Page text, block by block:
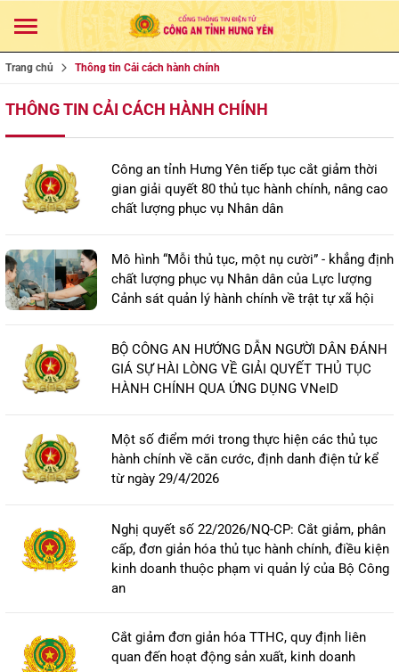
Trang chủ Thông tin Cải cách hành chính
THÔNG TIN CẢI CÁCH HÀNH CHÍNH
Công an tỉnh Hưng Yên tiếp tục cắt giảm thời
gian giải quyết 80 thủ tục hành chính, nâng cao
chất lượng phục vụ Nhân dân
Mô hình “Mỗi thủ tục, một nụ cười” - khẳng định
chất lượng phục vụ Nhân dân của Lực lượng
Cảnh sát quản lý hành chính về trật tự xã hội
BỘ CÔNG AN HƯỚNG DẪN NGƯỜI DÂN ĐÁNH
GIÁ SỰ HÀI LÒNG VỀ GIẢI QUYẾT THỦ TỤC
HÀNH CHÍNH QUA ỨNG DỤNG VNeID
Một số điểm mới trong thực hiện các thủ tục
hành chính về căn cước, định danh điện tử kể
từ ngày 29/4/2026
Nghị quyết số 22/2026/NQ-CP: Cắt giảm, phân
cấp, đơn giản hóa thủ tục hành chính, điều kiện
kinh doanh thuộc phạm vi quản lý của Bộ Công
an
Cắt giảm đơn giản hóa TTHC, quy định liên
quan đến hoạt động sản xuất, kinh doanh